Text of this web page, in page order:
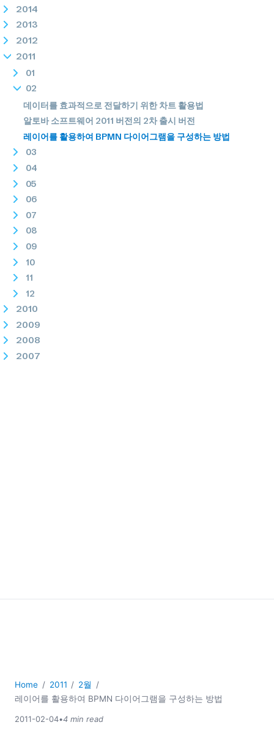
2014
2013
2012
2011
01
02
데이터를 효과적으로 전달하기 위한 차트 활용법
알토바 소프트웨어 2011 버전의 2차 출시 버전
레이어를 활용하여 BPMN 다이어그램을 구성하는 방법
03
04
05
06
07
08
09
10
11
12
2010
2009
2008
2007
Home 2011
2월
레이어를 활용하여 BPMN 다이어그램을 구성하는 방법
2011-02-04•4 min read